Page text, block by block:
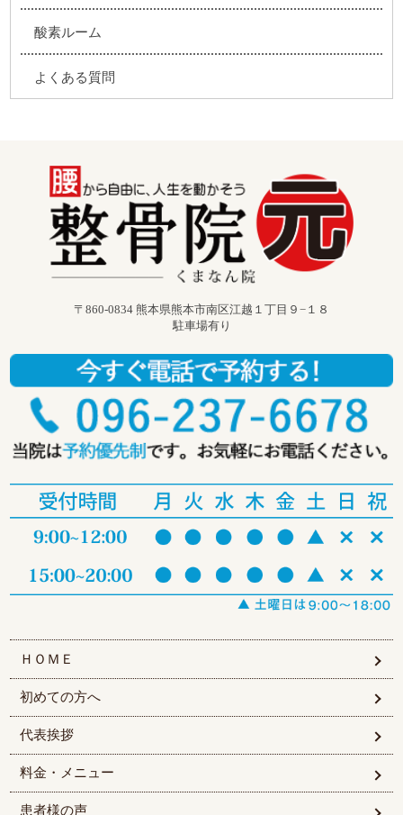
酸素ルーム
よくある質問
〒860-0834 熊本県熊本市南区江越１丁目９−１８
駐車場有り
ＨＯＭＥ
初めての方へ
代表挨拶
料金・メニュー
患者様の声